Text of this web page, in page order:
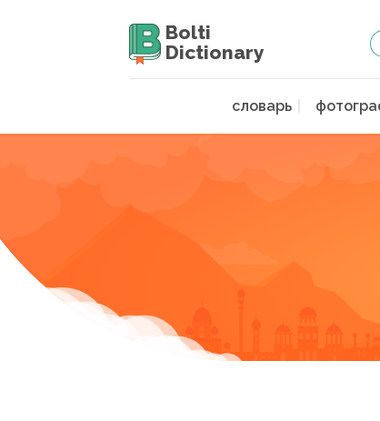
Bolti
Dictionary
словарь